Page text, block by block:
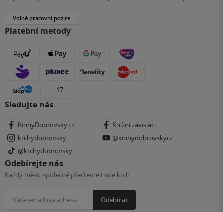
Volné pracovní pozice
Platební metody
+ 17
Sledujte nás
KnihyDobrovsky.cz
Knižní závisláci
knihydobrovsky
@knihydobrovskycz
@knihydobrovsky
Odebírejte nás
Každý měsíc společně přečteme tisíce knih
Odebírat